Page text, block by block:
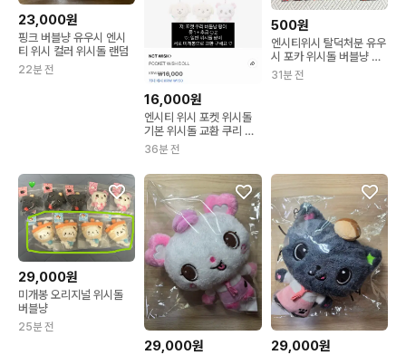
23,000원
핑크 버블냥 유우시 엔시
티 위시 컬러 위시돌 랜덤
22분 전
16,000원
엔시티 위시 포켓 위시돌
기본 위시돌 교환 쿠리 버
블냥 팡이 리쿠 유우시 사
쿠야 포카 양도
36분 전
500원
엔시티위시 탈덕처분 유우
시 포카 위시돌 버블냥 오
드투러브 컬러 영통 미공
포 팝팝 스테디
31분 전
29,000원
미개봉 오리지널 위시돌
버블냥
25분 전
29,000원 29,000원